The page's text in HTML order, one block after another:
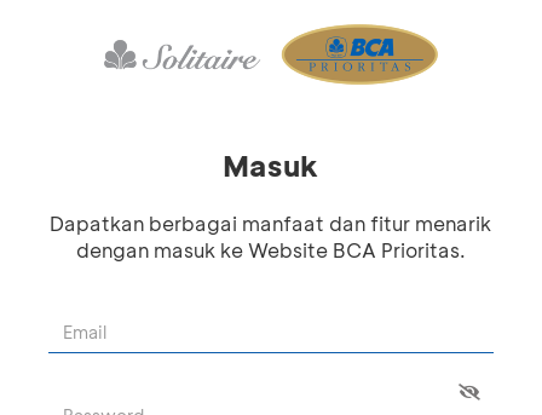
Masuk
Dapatkan berbagai manfaat dan fitur menarik
dengan masuk ke Website BCA Prioritas.